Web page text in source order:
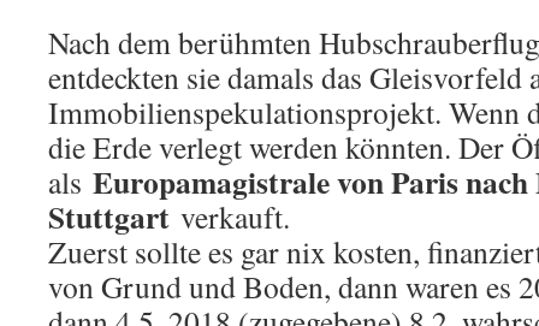
Nach dem berühmten
entdeckten sie damals das Gleisvorfeld
Immobilienspekulationsprojekt. Wenn
die Erde verlegt werden könnten. Der
als Europamagistrale von Paris
Stuttgart verkauft.
Zuerst sollte es gar nix kosten,
von Grund und Boden, dann waren es